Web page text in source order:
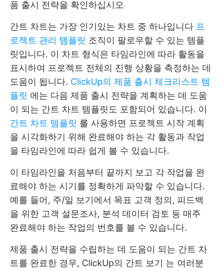
품 출시 전략을 확인하십시오
간트 차트는 가장 인기있는 차트 중 하나입니다 프
로젝트 관리 템플릿 조직이 팔로우할 수 있는 템플
릿입니다. 이 차트 형식은 타임라인에 따라 활동을
표시하여 프로젝트 전체의 진행 상황을 측정하는 데
도움이 됩니다. ClickUp의 제품 출시 체크리스트 템
플릿 에는 다음 제품 출시 전략을 계획하는 데 도움
이 되는 간트 차트 템플릿도 포함되어 있습니다. 이
간트 차트 템플릿 를 사용하면 프로젝트 시작 계획
을 시각화하기 위해 완료해야 하는 각 활동과 작업
을 타임라인에 따라 쉽게 볼 수 있습니다.
이 타임라인을 처음부터 끝까지 보고 각 작업을 완
료해야 하는 시기를 정확하게 파악할 수 있습니다.
예를 들어, 주/일 보기에서 목표 고객 정의, 피드백
을 위한 고객 설문조사, 분석 데이터 검토 등 매주
완료해야 하는 작업의 번호를 볼 수 있습니다.
제품 출시 전략을 수립하는 데 도움이 되는 간트 차
트를 완료한 경우, ClickUp의 간트 보기 는 여러분